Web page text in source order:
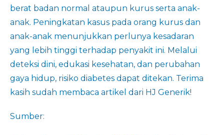
berat badan normal ataupun kurus serta anak-
anak. Peningkatan kasus pada orang kurus dan
anak-anak menunjukkan perlunya kesadaran
yang lebih tinggi terhadap penyakit ini. Melalui
deteksi dini, edukasi kesehatan, dan perubahan
gaya hidup, risiko diabetes dapat ditekan. Terima
kasih sudah membaca artikel dari HJ Generik!
Sumber: